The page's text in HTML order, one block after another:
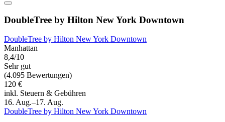
DoubleTree by Hilton New York Downtown
DoubleTree by Hilton New York Downtown
Manhattan
8,4/10
Sehr gut
(4.095 Bewertungen)
120 €
inkl. Steuern & Gebühren
16. Aug.–17. Aug.
DoubleTree by Hilton New York Downtown